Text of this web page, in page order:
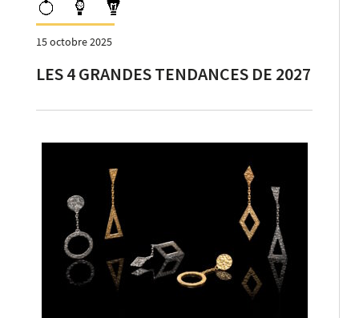
15 octobre 2025
LES 4 GRANDES TENDANCES DE 2027